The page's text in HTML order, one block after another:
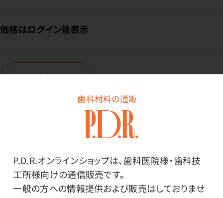
歯科材料の通販
P.D.R.オンラインショップは、歯科医院様・歯科技
工所様向けの通信販売です。
一般の方への情報提供および販売はしておりませ
価格はログイン後表示
ログイン
商品番号：10-4584
在庫：○
サイズ：
Lサイズ